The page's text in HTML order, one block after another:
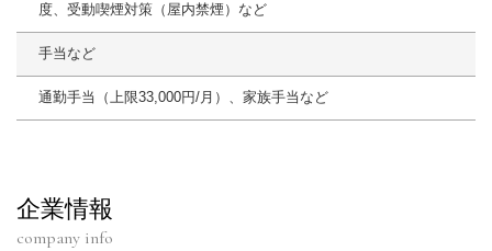
度、受動喫煙対策（屋内禁煙）など
手当など
通勤手当（上限33,000円/月）、家族手当など
企業情報
company info